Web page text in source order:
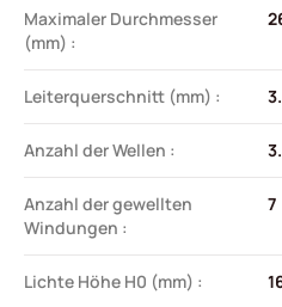
Maximaler Durchmesser
(mm) :
Leiterquerschnitt (mm) :
Anzahl der Wellen :
Anzahl der gewellten
Windungen :
7
Lichte Höhe H0 (mm) :